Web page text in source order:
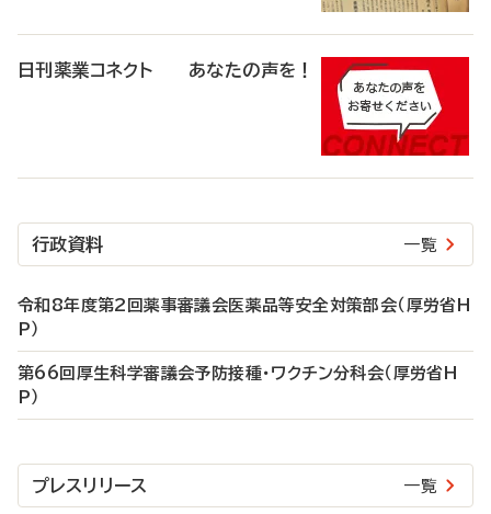
日刊薬業コネクト あなたの声を！
行政資料 一覧
令和8年度第2回薬事審議会医薬品等安全対策部会（厚労省H
P）
第66回厚生科学審議会予防接種・ワクチン分科会（厚労省H
P）
プレスリリース 一覧